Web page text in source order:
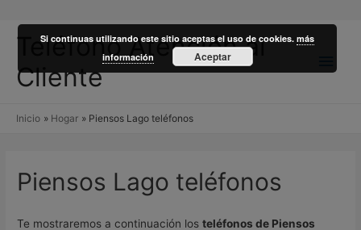
Teléfono Atención al
Cliente
Inicio Hogar Piensos Lago teléfonos
Piensos Lago teléfonos
Te mostraremos a continuación losteléfonos de Piensos
Si continuas utilizando este sitio aceptas el uso de cookies.más
información
Aceptar